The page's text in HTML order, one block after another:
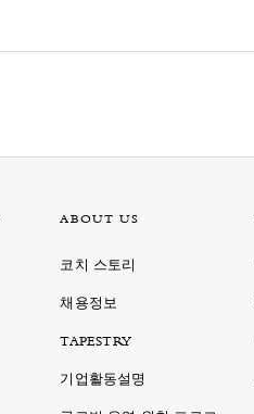
ABOUT US
코치 스토리
채용정보
TAPESTRY
기업활동설명